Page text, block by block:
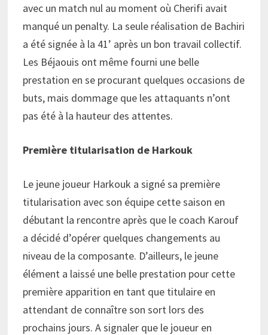
avec un match nul au moment où Cherifi avait
manqué un penalty. La seule réalisation de Bachiri
a été signée à la 41’ après un bon travail collectif.
Les Béjaouis ont même fourni une belle
prestation en se procurant quelques occasions de
buts, mais dommage que les attaquants n’ont
pas été à la hauteur des attentes.
Première titularisation de Harkouk
Le jeune joueur Harkouk a signé sa première
titularisation avec son équipe cette saison en
débutant la rencontre après que le coach Karouf
a décidé d’opérer quelques changements au
niveau de la composante. D’ailleurs, le jeune
élément a laissé une belle prestation pour cette
première apparition en tant que titulaire en
attendant de connaître son sort lors des
prochains jours. A signaler que le joueur en